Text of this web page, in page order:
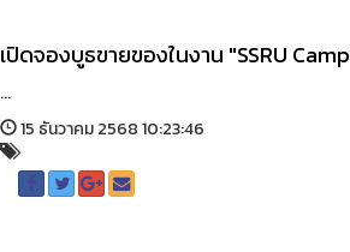
เปิดจองบูธขายของในงาน "SSRU
...
15 ธันวาคม 2568 10:23:46